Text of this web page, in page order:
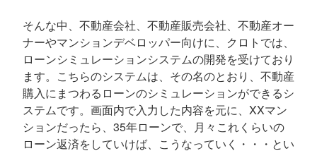
そんな中、不動産会社、不動産販売会社、不動産オー
ナーやマンションデベロッパー向けに、クロトでは、
ローンシミュレーションシステムの開発を受けており
ます。こちらのシステムは、その名のとおり、不動産
購入にまつわるローンのシミュレーションができるシ
ステムです。画面内で入力した内容を元に、XXマン
ションだったら、35年ローンで、月々これくらいの
ローン返済をしていけば、こうなっていく・・・とい